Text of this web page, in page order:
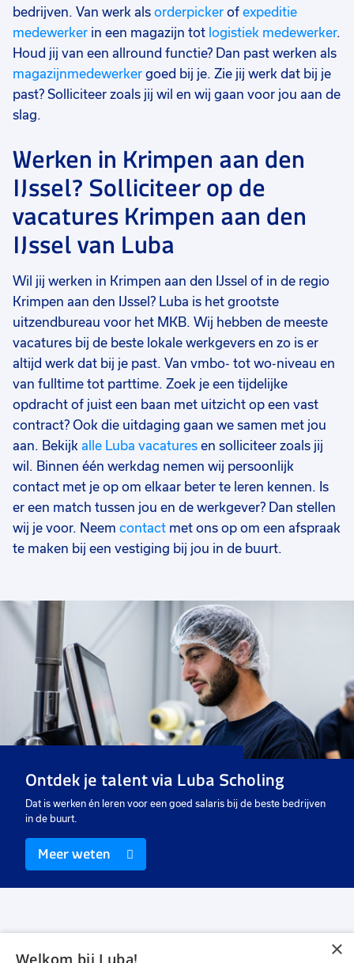
bedrijven. Van werk als orderpicker of expeditie
medewerker in een magazijn tot logistiek medewerker.
Houd jij van een allround functie? Dan past werken als
magazijnmedewerker goed bij je. Zie jij werk dat bij je
past? Solliciteer zoals jij wil en wij gaan voor jou aan de
slag.
Werken in Krimpen aan den
IJssel? Solliciteer op de
vacatures Krimpen aan den
IJssel van Luba
Wil jij werken in Krimpen aan den IJssel of in de regio
Krimpen aan den IJssel? Luba is het grootste
uitzendbureau voor het MKB. Wij hebben de meeste
vacatures bij de beste lokale werkgevers en zo is er
altijd werk dat bij je past. Van vmbo- tot wo-niveau en
van fulltime tot parttime. Zoek je een tijdelijke
opdracht of juist een baan met uitzicht op een vast
contract? Ook die uitdaging gaan we samen met jou
aan. Bekijk alle Luba vacatures en solliciteer zoals jij
wil. Binnen één werkdag nemen wij persoonlijk
contact met je op om elkaar beter te leren kennen. Is
er een match tussen jou en de werkgever? Dan stellen
wij je voor. Neem contact met ons op om een afspraak
te maken bij een vestiging bij jou in de buurt.
Ontdek je talent via Luba Scholing
Dat is werken én leren voor een goed salaris bij de beste bedrijven
in de buurt.
Meer weten
×
Welkom bij Luba!